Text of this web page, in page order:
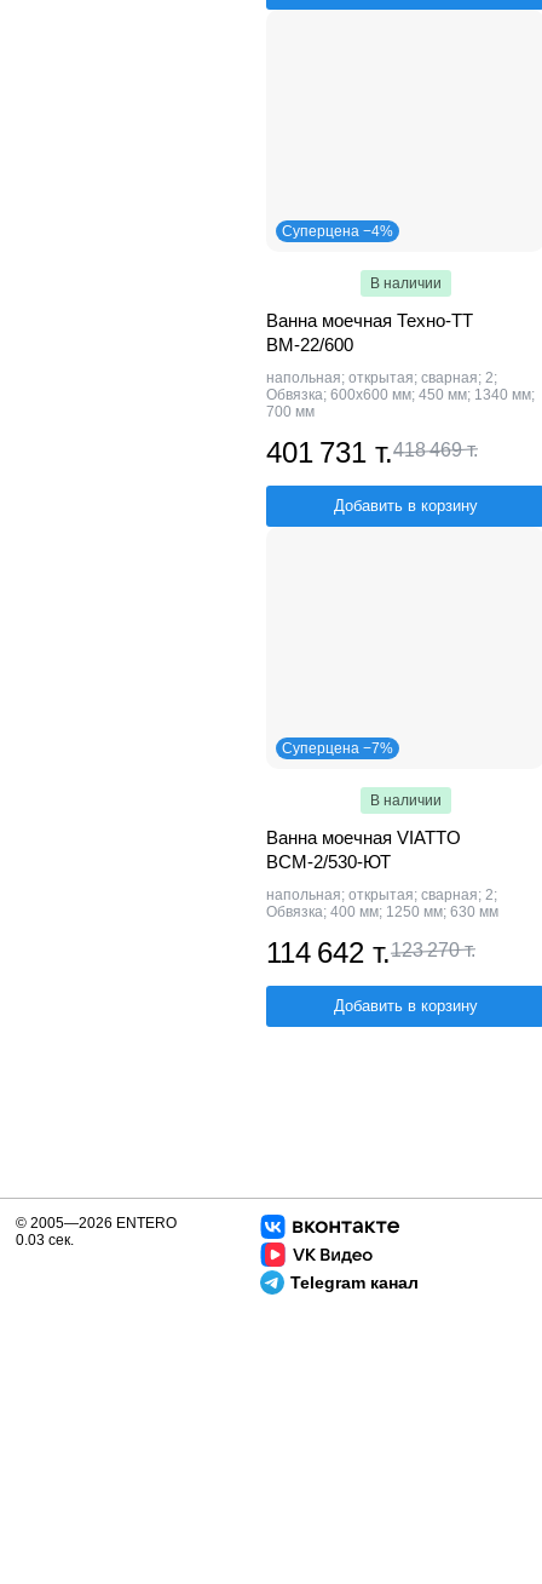
Суперцена −4%
В наличии
Ванна моечная Техно-ТТ
ВМ-22/600
напольная; открытая; сварная; 2;
Обвязка; 600х600 мм; 450 мм; 1340 мм;
700 мм
401 731 т.418 469 т.
Добавить в корзину
Суперцена −7%
В наличии
Ванна моечная VIATTO
ВСМ-2/530-ЮТ
напольная; открытая; сварная; 2;
Обвязка; 400 мм; 1250 мм; 630 мм
114 642 т.123 270 т.
Добавить в корзину
Telegram канал
© 2005—2026 ENTERO
0.03 сек.